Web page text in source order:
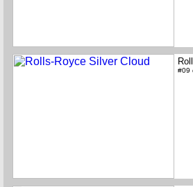
#09